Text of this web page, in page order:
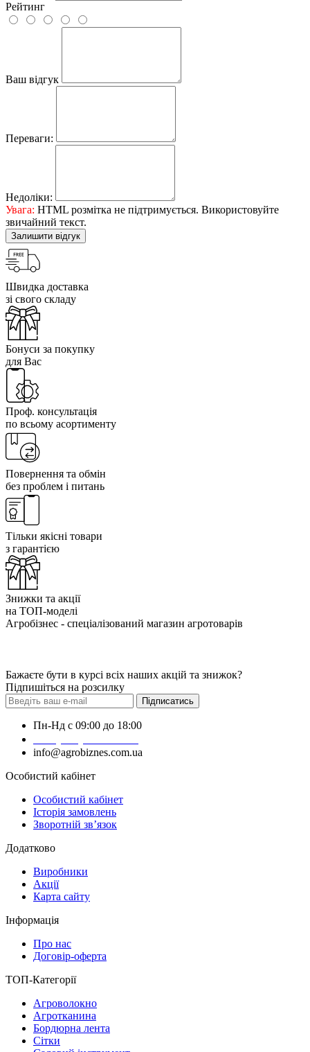
Рейтинг
Ваш відгук
Переваги:
Недоліки:
Увага: HTML розмітка не підтримується. Використовуйте
звичайний текст.
Залишити відгук
Швидка доставка
зі свого складу
Бонуси за покупку
для Вас
Проф. консультація
по всьому асортименту
Повернення та обмін
без проблем і питань
Тільки якісні товари
з гарантією
Знижки та акції
на ТОП-моделі
Агробізнес - спеціалізований магазин агротоварів
Бажаєте бути в курсі всіх наших акцій та знижок?
Підпишіться на розсилку
Підписатись
Пн-Нд с 09:00 до 18:00
info@agrobiznes.com.ua
Особистий кабінет
Особистий кабінет
Історія замовлень
Зворотній зв’язок
Додатково
Виробники
Акції
Карта сайту
Інформація
Про нас
Договір-оферта
ТОП-Категорії
Агроволокно
Агротканина
Бордюрна лента
Сітки